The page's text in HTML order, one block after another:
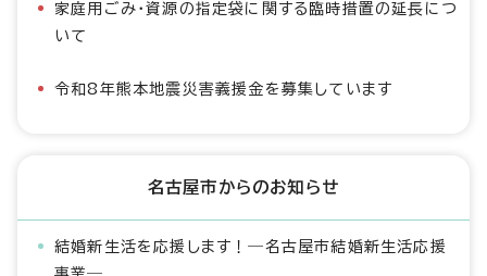
家庭用ごみ・資源の指定袋に関する臨時措置の延長につ
いて
令和8年熊本地震災害義援金を募集しています
名古屋市からのお知らせ
結婚新生活を応援します！―名古屋市結婚新生活応援